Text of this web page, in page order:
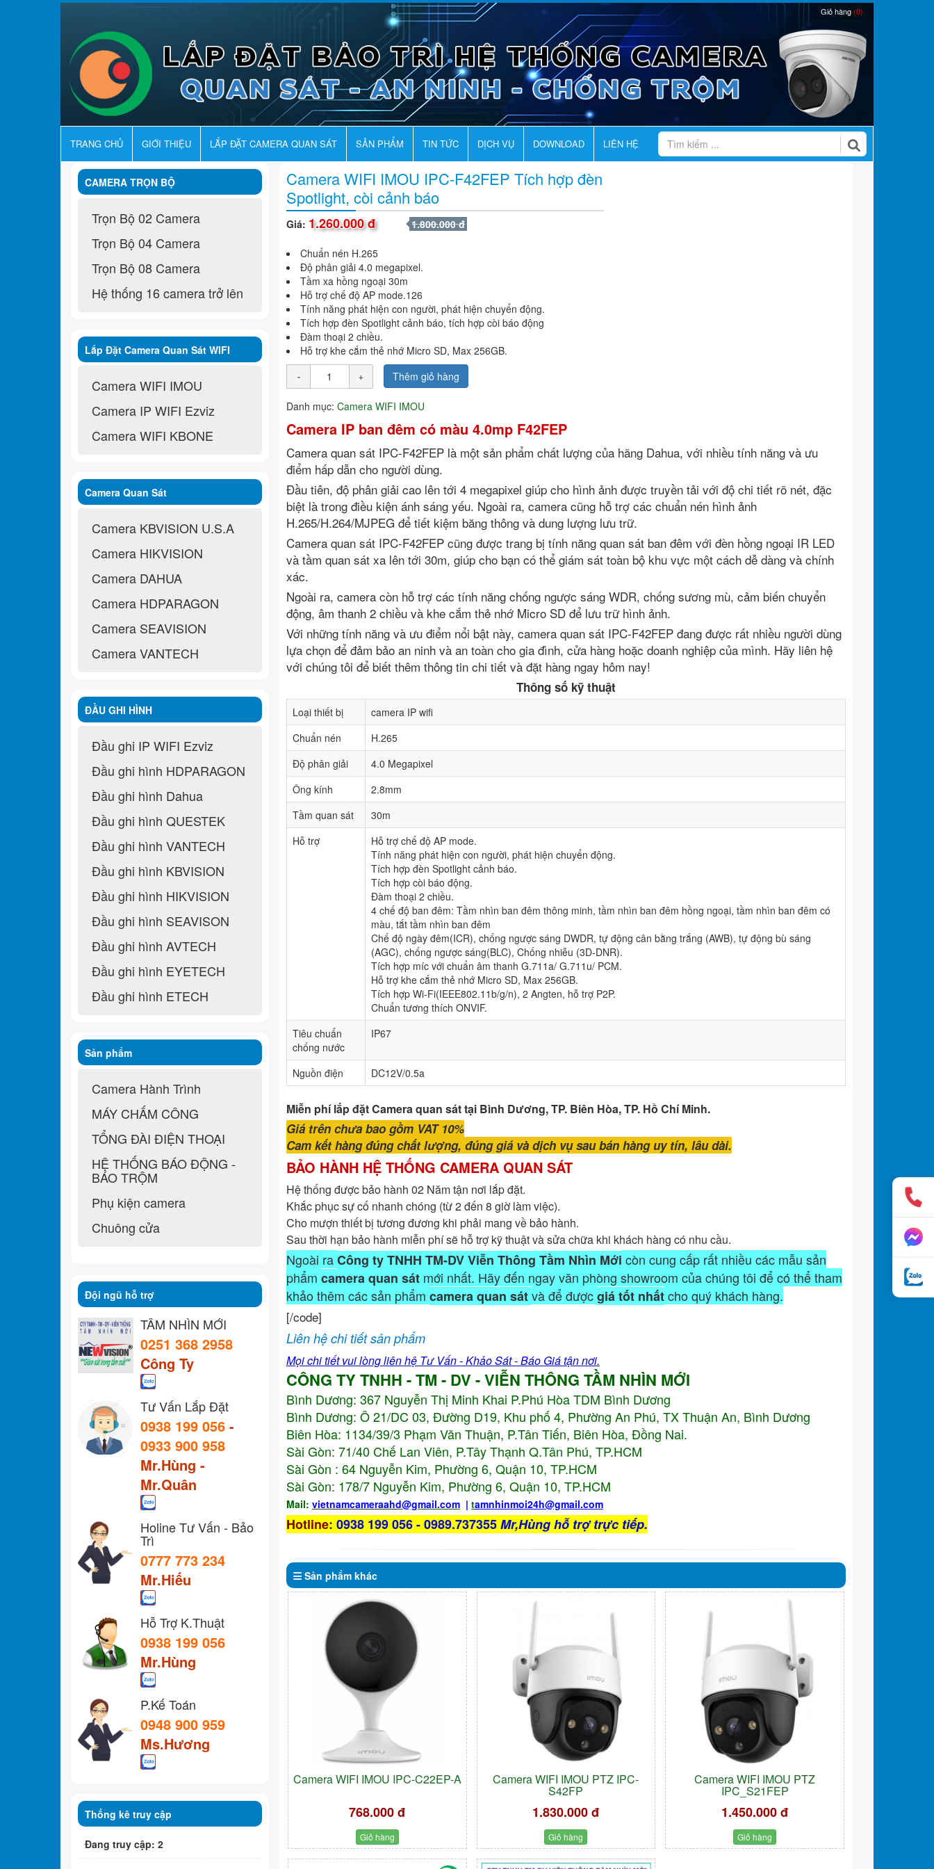
Giỏ hàng(0)
TRANG CHỦ GIỚI THIỆU LẮP ĐẶT CAMERA QUAN SÁT SẢN PHẨM TIN TỨC DỊCH VỤ DOWNLOAD LIÊN HỆ
Camera WIFI IMOU IPC-F42FEP Tích hợp đèn
Spotlight, còi cảnh báo
Giá: 1.260.000 đ 1.800.000 đ
Chuẩn nén H.265
Độ phân giải 4.0 megapixel.
Tầm xa hồng ngoại 30m
Hỗ trợ chế độ AP mode.126
Tính năng phát hiện con người, phát hiện chuyển động.
Tích hợp đèn Spotlight cảnh báo, tích hợp còi báo động
Đàm thoại 2 chiều.
Hỗ trợ khe cắm thẻ nhớ Micro SD, Max 256GB.
Thêm giỏ hàng
Danh mục: Camera WIFI IMOU
Camera IP ban đêm có màu 4.0mp F42FEP
Camera quan sát IPC-F42FEP là một sản phẩm chất lượng của hãng Dahua, với nhiều tính năng và ưu
điểm hấp dẫn cho người dùng.
Đầu tiên, độ phân giải cao lên tới 4 megapixel giúp cho hình ảnh được truyền tải với độ chi tiết rõ nét, đặc
biệt là trong điều kiện ánh sáng yếu. Ngoài ra, camera cũng hỗ trợ các chuẩn nén hình ảnh
H.265/H.264/MJPEG để tiết kiệm băng thông và dung lượng lưu trữ.
Camera quan sát IPC-F42FEP cũng được trang bị tính năng quan sát ban đêm với đèn hồng ngoại IR LED
và tầm quan sát xa lên tới 30m, giúp cho bạn có thể giám sát toàn bộ khu vực một cách dễ dàng và chính
xác.
Ngoài ra, camera còn hỗ trợ các tính năng chống ngược sáng WDR, chống sương mù, cảm biến chuyển
động, âm thanh 2 chiều và khe cắm thẻ nhớ Micro SD để lưu trữ hình ảnh.
Với những tính năng và ưu điểm nổi bật này, camera quan sát IPC-F42FEP đang được rất nhiều người dùng
lựa chọn để đảm bảo an ninh và an toàn cho gia đình, cửa hàng hoặc doanh nghiệp của mình. Hãy liên hệ
với chúng tôi để biết thêm thông tin chi tiết và đặt hàng ngay hôm nay!
Thông số kỹ thuật
Loại thiết bị
camera IP wifi
Chuẩn nén
H.265
Độ phân giải
4.0 Megapixel
Ông kính
2.8mm
Tầm quan sát
30m
Hỗ trợ
Hỗ trợ chế độ AP mode.
Tính năng phát hiện con người, phát hiện chuyển động.
Tích hợp đèn Spotlight cảnh báo.
Tích hợp còi báo động.
Đàm thoại 2 chiều.
4 chế độ ban đêm: Tầm nhìn ban đêm thông minh, tầm nhìn ban đêm hồng ngoại, tầm nhìn ban đêm có
màu, tắt tầm nhìn ban đêm
Chế độ ngày đêm(ICR), chống ngược sáng DWDR, tự động cân bằng trắng (AWB), tự động bù sáng
(AGC), chống ngược sáng(BLC), Chống nhiễu (3D-DNR).
Tích hợp míc với chuẩn âm thanh G.711a/ G.711u/ PCM.
Hỗ trợ khe cắm thẻ nhớ Micro SD, Max 256GB.
Tích hợp Wi-Fi(IEEE802.11b/g/n), 2 Angten, hỗ trợ P2P.
Chuẩn tương thích ONVIF.
Tiêu chuẩn
chống nước
IP67
Nguồn điện DC12V/0.5a
Miễn phí lắp đặt Camera quan sát tại Bình Dương, TP. Biên Hòa,TP. Hồ Chí Minh.
Giá trên chưa bao gồm VAT 10%
Cam kết hàng đúng chất lượng, đúng giá và dịch vụ sau bán hàng uy tín, lâu dài.
BẢO HÀNH HỆ THỐNG CAMERA QUAN SÁT
Hệ thống được bảo hành 02 Năm tận nơi lắp đặt.
Khắc phục sự cố nhanh chóng (từ 2 đến 8 giờ làm việc).
Cho mượn thiết bị tương đương khi phải mang về bảo hành.
Sau thời hạn bảo hành miễn phí sẽ hỗ trợ kỹ thuật và sửa chữa khi khách hàng có nhu cầu.
Ngoài raCông ty TNHH TM-DV Viễn Thông Tầm Nhìn Mới còn cung cấp rất nhiều các mẫu sản
phẩm camera quan sát mới nhất. Hãy đến ngay văn phòng showroom của chúng tôi để có thể tham
khảo thêm các sản phẩm camera quan sátvà để đượcgiá tốt nhấtcho quý khách hàng.
[/code]
Liên hệ chi tiết sản phẩm
Mọi chi tiết vui lòng liên hệ Tư Vấn - Khảo Sát - Báo Giá tận nơi.
CÔNG TY TNHH - TM - DV - VIỄN THÔNG TẦM NHÌN MỚI
Bình Dương: 367 Nguyễn Thị Minh Khai P.Phú Hòa TDM Bình Dương
Bình Dương: Ô 21/DC 03, Đường D19, Khu phố 4, Phường An Phú, TX Thuận An, Bình Dương
Biên Hòa: 1134/39/3 Phạm Văn Thuận, P.Tân Tiến, Biên Hòa, Đồng Nai.
Sài Gòn: 71/40 Chế Lan Viên, P.Tây Thạnh Q.Tân Phú, TP.HCM
Sài Gòn : 64 Nguyễn Kim, Phường 6, Quận 10, TP.HCM
Sài Gòn: 178/7 Nguyễn Kim, Phường 6, Quận 10, TP.HCM
Mail: vietnamcameraahd@gmail.com | tamnhinmoi24h@gmail.com
Hotline: 0938 199 056 - 0989.737355Mr,Hùng hỗ trợ trực tiếp.
Sản phẩm khác
Camera WIFI IMOU IPC-C22EP-A
768.000 đ
Giỏ hàng
Camera WIFI IMOU PTZ IPC-
S42FP
1.830.000 đ
Giỏ hàng
Camera WIFI IMOU PTZ
IPC_S21FEP
1.450.000 đ
Giỏ hàng
CAMERA TRỌN BỘ
Trọn Bộ 02 Camera
Trọn Bộ 04 Camera
Trọn Bộ 08 Camera
Hệ thống 16 camera trở lên
Lắp Đặt Camera Quan Sát WIFI
Không Dây
Camera WIFI IMOU
Camera IP WIFI Ezviz
Camera WIFI KBONE
Camera Quan Sát
Camera KBVISION U.S.A
Camera HIKVISION
Camera DAHUA
Camera HDPARAGON
Camera SEAVISION
Camera VANTECH
ĐẦU GHI HÌNH
Đầu ghi IP WIFI Ezviz
Đầu ghi hình HDPARAGON
Đầu ghi hình Dahua
Đầu ghi hình QUESTEK
Đầu ghi hình VANTECH
Đầu ghi hình KBVISION
Đầu ghi hình HIKVISION
Đầu ghi hình SEAVISON
Đầu ghi hình AVTECH
Đầu ghi hình EYETECH
Đầu ghi hình ETECH
Sản phẩm
Camera Hành Trình
MÁY CHẤM CÔNG
TỔNG ĐÀI ĐIỆN THOẠI
HỆ THỐNG BÁO ĐỘNG -
BÁO TRỘM
Phụ kiện camera
Chuông cửa
Đội ngũ hỗ trợ
TẦM NHÌN MỚI
0251 368 2958
Công Ty
Tư Vấn Lắp Đặt
0938 199 056 -
0933 900 958
Mr.Hùng -
Mr.Quân
Holine Tư Vấn - Bảo
Trì
0777 773 234
Mr.Hiếu
Hỗ Trợ K.Thuật
0938 199 056
Mr.Hùng
P.Kế Toán
0948 900 959
Ms.Hương
Thống kê truy cập
Đang truy cập: 2